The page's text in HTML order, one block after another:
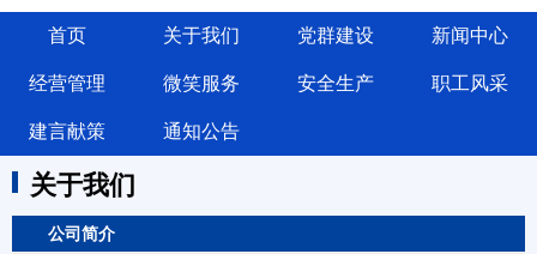
首页 关于我们 党群建设 新闻中心
经营管理 微笑服务 安全生产 职工风采
建言献策 通知公告
关于我们
公司简介